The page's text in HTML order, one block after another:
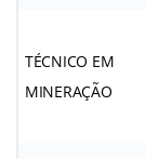
TÉCNICO EM
MINERAÇÃO